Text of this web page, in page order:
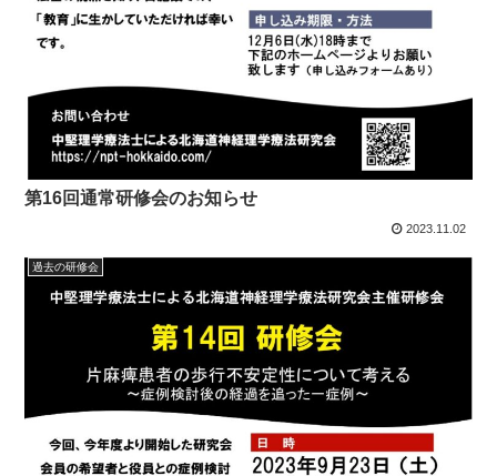
第16回通常研修会のお知らせ
2023.11.02
過去の研修会